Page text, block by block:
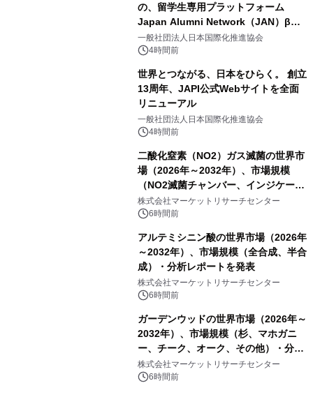
の、留学生専用プラットフォーム
Japan Alumni Network（JAN）β版
をリリース
一般社団法人日本国際化推進協会
4時間前
世界とつながる、日本をひらく。 創立
13周年、JAPI公式Webサイトを全面
リニューアル
一般社団法人日本国際化推進協会
4時間前
二酸化窒素（NO2）ガス滅菌の世界市
場（2026年～2032年）、市場規模
（NO2滅菌チャンバー、インジケータ
ーおよびモニタリングシステム、その
他）・分析レポートを発表
株式会社マーケットリサーチセンター
6時間前
アルテミシニン酸の世界市場（2026年
～2032年）、市場規模（全合成、半合
成）・分析レポートを発表
株式会社マーケットリサーチセンター
6時間前
ガーデンウッドの世界市場（2026年～
2032年）、市場規模（杉、マホガニ
ー、チーク、オーク、その他）・分析
レポートを発表
株式会社マーケットリサーチセンター
6時間前